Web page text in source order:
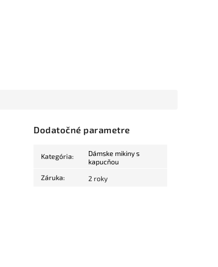
Dodatočné parametre
Kategória:
Dámske mikiny s
kapucňou
Záruka: 2 roky